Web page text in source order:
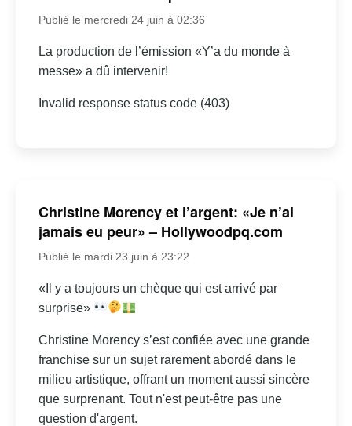
Publié le mercredi 24 juin à 02:36
La production de l’émission «Y’a du monde à
messe» a dû intervenir!
Invalid response status code (403)
Christine Morency et l’argent: «Je n’ai
jamais eu peur» – Hollywoodpq.com
Publié le mardi 23 juin à 23:22
«Il y a toujours un chèque qui est arrivé par
surprise»
Christine Morency s’est confiée avec une grande
franchise sur un sujet rarement abordé dans le
milieu artistique, offrant un moment aussi sincère
que surprenant. Tout n'est peut-être pas une
question d'argent.